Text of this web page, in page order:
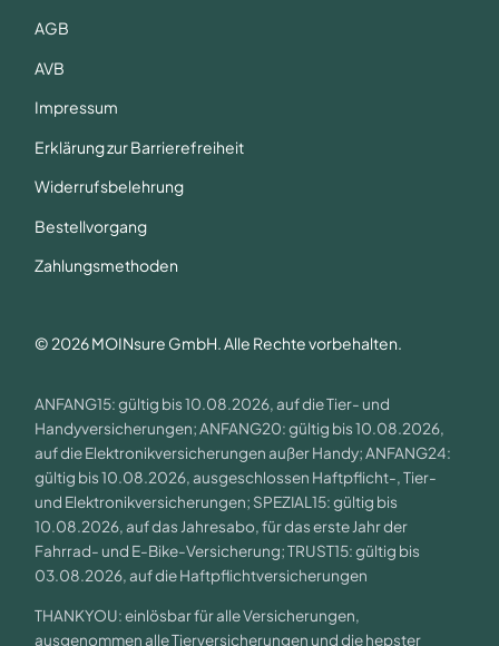
AGB
AVB
Impressum
Erklärung zur Barrierefreiheit
Widerrufsbelehrung
Bestellvorgang
Zahlungsmethoden
© 2026 MOINsure GmbH. Alle Rechte vorbehalten.
ANFANG15: gültig bis 10.08.2026, auf die Tier- und
Handyversicherungen; ANFANG20: gültig bis 10.08.2026,
auf die Elektronikversicherungen außer Handy; ANFANG24:
gültig bis 10.08.2026, ausgeschlossen Haftpflicht-, Tier-
und Elektronikversicherungen; SPEZIAL15: gültig bis
10.08.2026, auf das Jahresabo, für das erste Jahr der
Fahrrad- und E-Bike-Versicherung; TRUST15: gültig bis
03.08.2026, auf die Haftpflichtversicherungen
THANKYOU: einlösbar für alle Versicherungen,
ausgenommen alle Tierversicherungen und die hepster